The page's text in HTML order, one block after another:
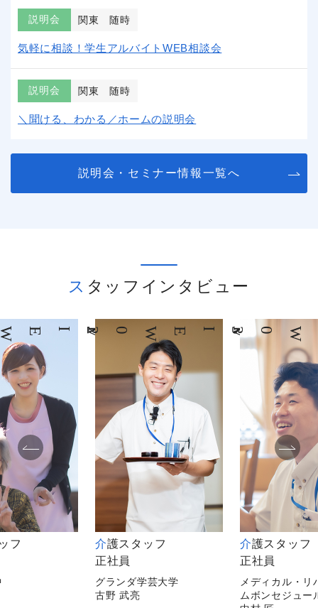
説明会 関東 随時
気軽に相談！学生アルバイトWEB相談会
説明会 関東 随時
＼聞ける、わかる／ホームの説明会
説明会・セミナー情報一覧へ
スタッフインタビュー
INTERVIEW INTERVIEW
02
介護スタッフ
グランダ学芸大学
03
介護スタッフ
メディカル・リハビリホー
ムボンセジュール千葉